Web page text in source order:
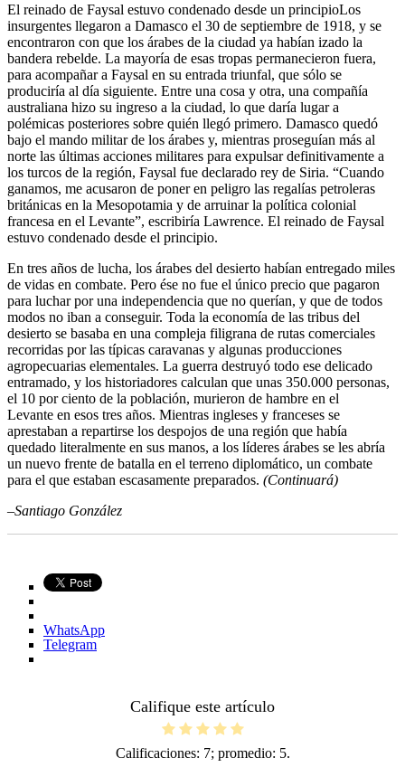
El reinado de Faysal estuvo condenado desde un principioLos
insurgentes llegaron a Damasco el 30 de septiembre de 1918, y se
encontraron con que los árabes de la ciudad ya habían izado la
bandera rebelde. La mayoría de esas tropas permanecieron fuera,
para acompañar a Faysal en su entrada triunfal, que sólo se
produciría al día siguiente. Entre una cosa y otra, una compañía
australiana hizo su ingreso a la ciudad, lo que daría lugar a
polémicas posteriores sobre quién llegó primero. Damasco quedó
bajo el mando militar de los árabes y, mientras proseguían más al
norte las últimas acciones militares para expulsar definitivamente a
los turcos de la región, Faysal fue declarado rey de Siria. “Cuando
ganamos, me acusaron de poner en peligro las regalías petroleras
británicas en la Mesopotamia y de arruinar la política colonial
francesa en el Levante”, escribiría Lawrence. El reinado de Faysal
estuvo condenado desde el principio.
En tres años de lucha, los árabes del desierto habían entregado miles
de vidas en combate. Pero ése no fue el único precio que pagaron
para luchar por una independencia que no querían, y que de todos
modos no iban a conseguir. Toda la economía de las tribus del
desierto se basaba en una compleja filigrana de rutas comerciales
recorridas por las típicas caravanas y algunas producciones
agropecuarias elementales. La guerra destruyó todo ese delicado
entramado, y los historiadores calculan que unas 350.000 personas,
el 10 por ciento de la población, murieron de hambre en el
Levante en esos tres años. Mientras ingleses y franceses se
aprestaban a repartirse los despojos de una región que había
quedado literalmente en sus manos, a los líderes árabes se les abría
un nuevo frente de batalla en el terreno diplomático, un combate
para el que estaban escasamente preparados. (Continuará)
–Santiago González
WhatsApp
Telegram
Califique este artículo
Calificaciones: 7; promedio: 5.